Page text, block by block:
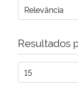
Resultados